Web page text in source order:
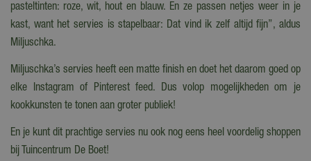
pasteltinten: roze, wit, hout en blauw. En ze passen netjes weer in je
kast, want het servies is stapelbaar: Dat vind ik zelf altijd fijn”, aldus
Miljuschka.
Miljuschka’s servies heeft een matte finish en doet het daarom goed op
elke Instagram of Pinterest feed. Dus volop mogelijkheden om je
kookkunsten te tonen aan groter publiek!
En je kunt dit prachtige servies nu ook nog eens heel voordelig shoppen
bij Tuincentrum De Boet!